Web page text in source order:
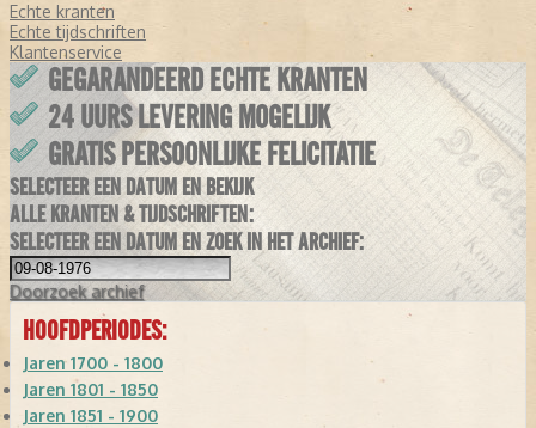
Echte kranten
Echte tijdschriften
Klantenservice
GEGARANDEERD ECHTE KRANTEN
24 UURS LEVERING MOGELIJK
GRATIS PERSOONLIJKE FELICITATIE
SELECTEER EEN DATUM EN BEKIJK
ALLE KRANTEN & TIJDSCHRIFTEN:
SELECTEER EEN DATUM EN ZOEK IN HET ARCHIEF:
Doorzoek archief
HOOFDPERIODES:
Jaren 1700 - 1800
Jaren 1801 - 1850
Jaren 1851 - 1900